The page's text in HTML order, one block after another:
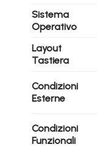
Sistema
Operativo
Layout
Tastiera
Condizioni
Esterne
Condizioni
Funzionali